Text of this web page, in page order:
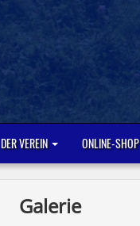
DER VEREIN ONLINE-SHOP
Galerie